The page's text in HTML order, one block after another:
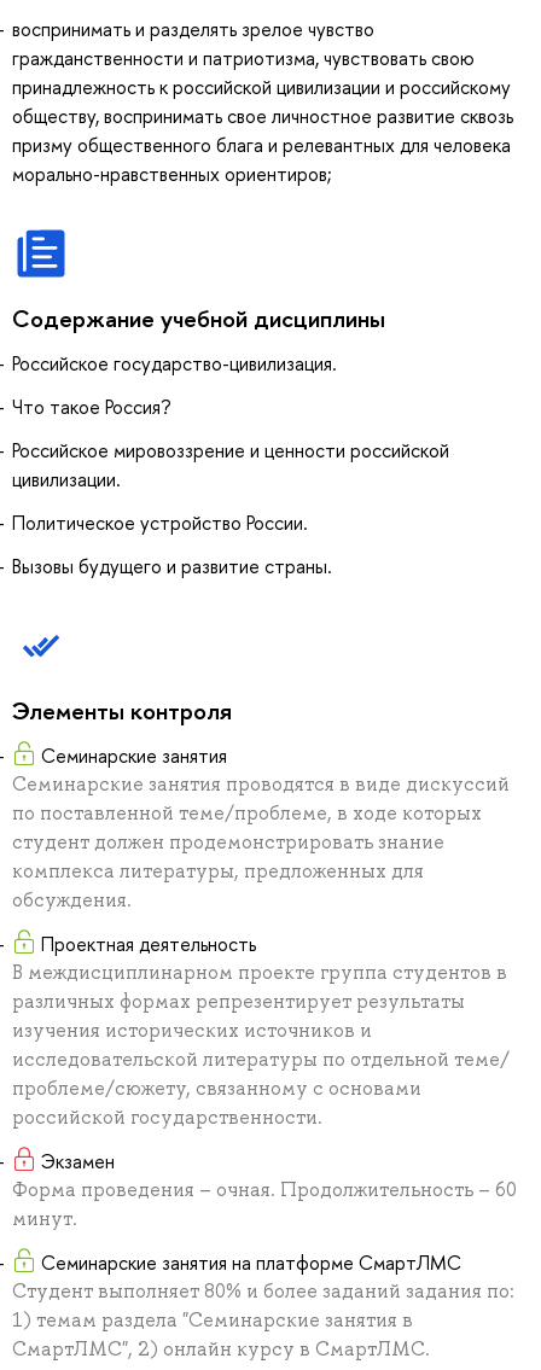
воспринимать и разделять зрелое чувство
гражданственности и патриотизма, чувствовать свою
принадлежность к российской цивилизации и российскому
обществу, воспринимать свое личностное развитие сквозь
призму общественного блага и релевантных для человека
морально-нравственных ориентиров;
Содержание учебной дисциплины
Российское государство-цивилизация.
Что такое Россия?
Российское мировоззрение и ценности российской
цивилизации.
Политическое устройство России.
Вызовы будущего и развитие страны.
Элементы контроля
Семинарские занятия
Семинарские занятия проводятся в виде дискуссий
по поставленной теме/проблеме, в ходе которых
студент должен продемонстрировать знание
комплекса литературы, предложенных для
обсуждения.
Проектная деятельность
В междисциплинарном проекте группа студентов в
различных формах репрезентирует результаты
изучения исторических источников и
исследовательской литературы по отдельной теме/
проблеме/сюжету, связанному с основами
российской государственности.
Экзамен
Форма проведения – очная. Продолжительность – 60
минут.
Семинарские занятия на платформе СмартЛМС
Студент выполняет 80% и более заданий задания по:
1) темам раздела "Семинарские занятия в
СмартЛМС", 2) онлайн курсу в СмартЛМС.